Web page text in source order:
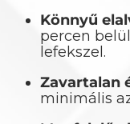
Könnyű
percen
lefekszel.
Zavartalan
minimális